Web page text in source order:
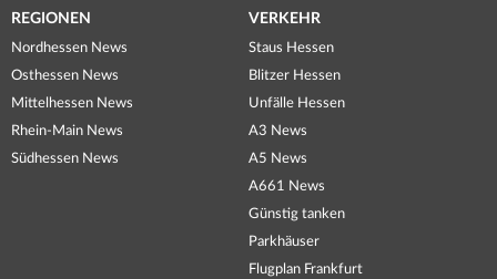
REGIONEN
Nordhessen News
Osthessen News
Mittelhessen News
Rhein-Main News
Südhessen News
VERKEHR
Staus Hessen
Blitzer Hessen
Unfälle Hessen
A3 News
A5 News
A661 News
Günstig tanken
Parkhäuser
Flugplan Frankfurt